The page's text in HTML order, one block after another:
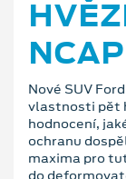
NCAP
Nové SUV
vlastnosti pět
hodnocení,
ochranu
maxima pro
do